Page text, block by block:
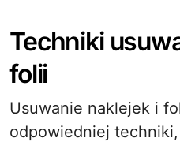
Techniki
folii
Usuwanie naklejek i
odpowiedniej